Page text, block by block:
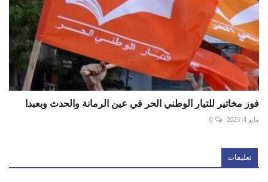
فوز مخاتير للتيار الوطني الحر في عين الرمانة والحدث وبعبدا
مايو 4, 2025 0
تعليقات